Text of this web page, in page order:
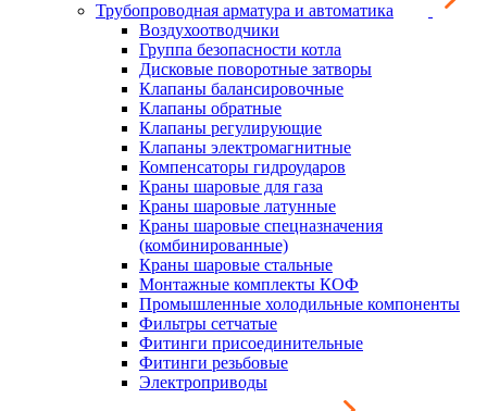
Трубопроводная арматура и автоматика
Воздухоотводчики
Группа безопасности котла
Дисковые поворотные затворы
Клапаны балансировочные
Клапаны обратные
Клапаны регулирующие
Клапаны электромагнитные
Компенсаторы гидроударов
Краны шаровые для газа
Краны шаровые латунные
Краны шаровые спецназначения
(комбинированные)
Краны шаровые стальные
Монтажные комплекты КОФ
Промышленные холодильные компоненты
Фильтры сетчатые
Фитинги присоединительные
Фитинги резьбовые
Электроприводы